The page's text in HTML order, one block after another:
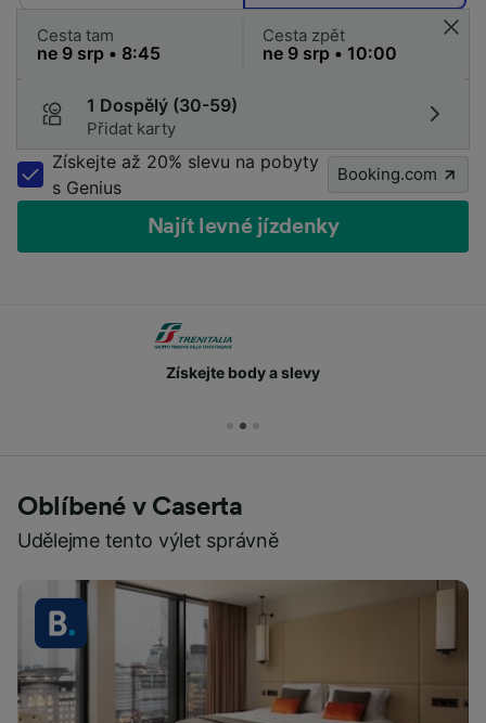
Cesta tam Cesta zpět
1 Dospělý (30-59)
Přidat karty
Získejte až 20% slevu na pobyty
s Genius
Booking.com
Najít levné jízdenky
Získejte body a slevy
Oblíbené v Caserta
Udělejme tento výlet správně